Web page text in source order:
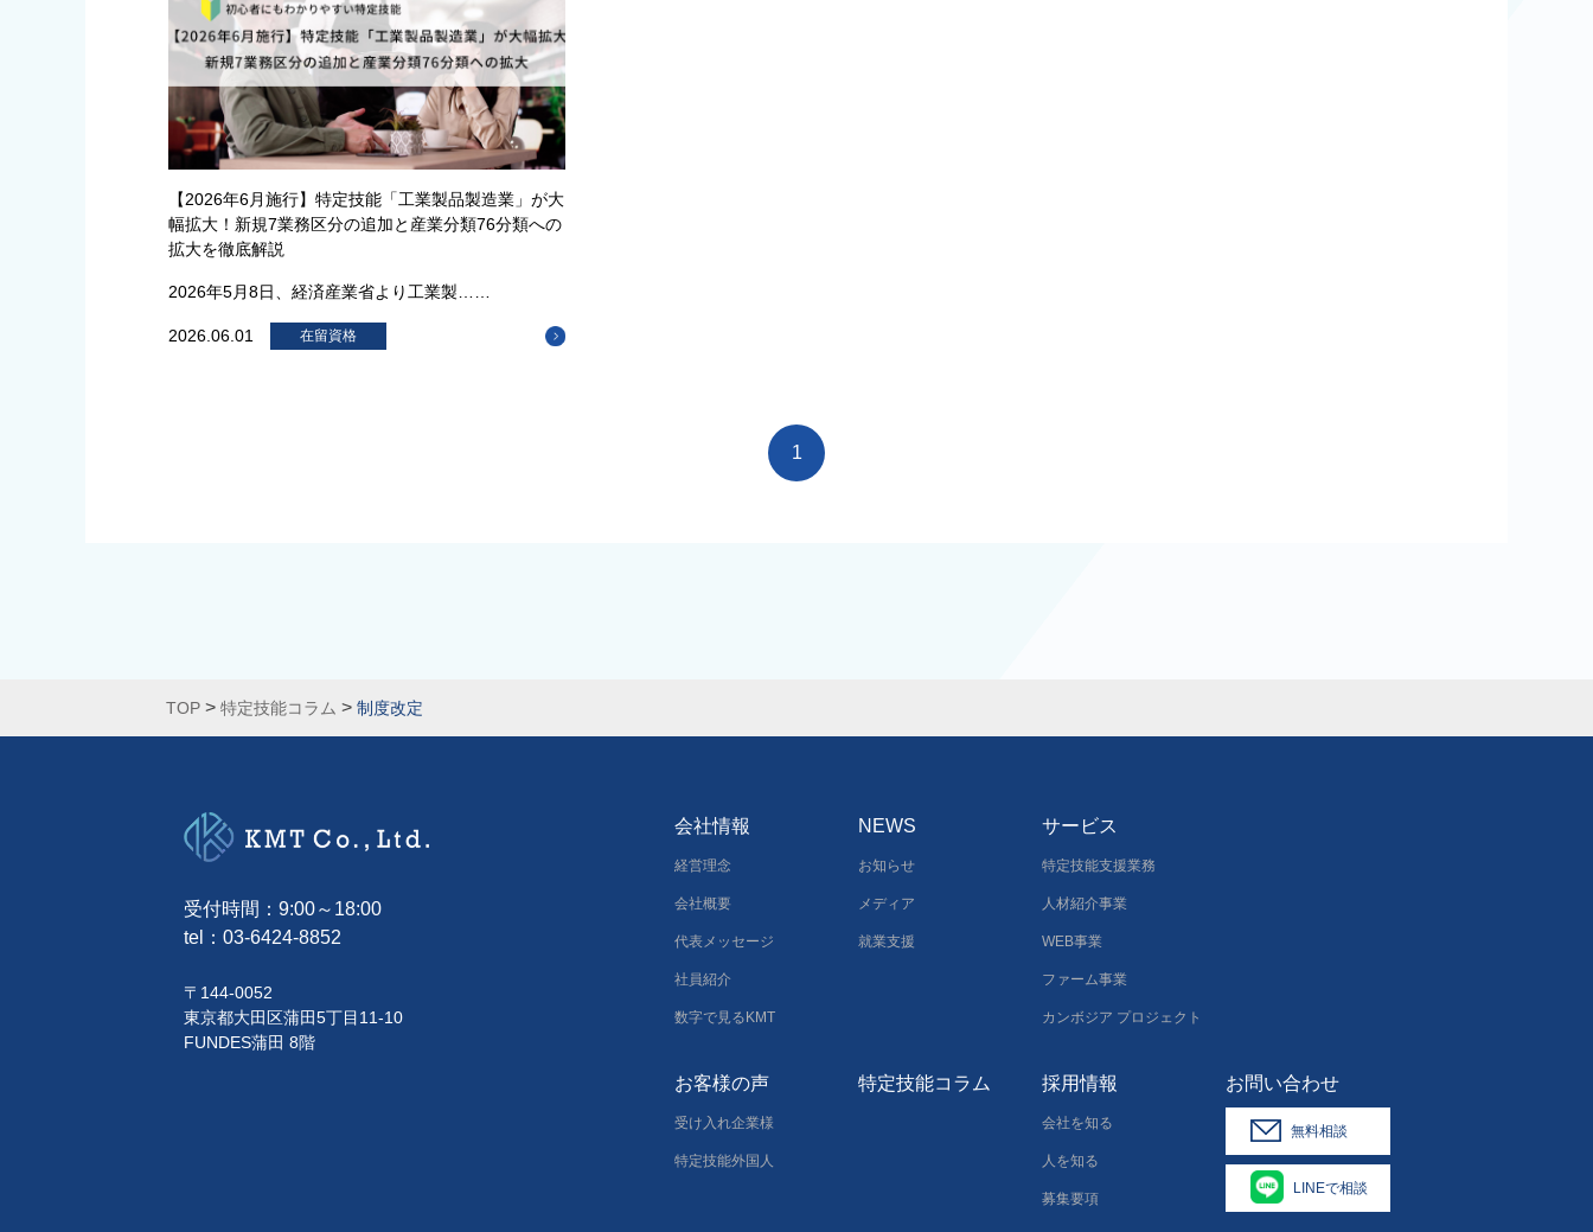
【2026年6月施行】特定技能「工業製品製造業」が大
幅拡大！新規7業務区分の追加と産業分類76分類への
拡大を徹底解説
2026年5月8日、経済産業省より工業製……
2026.06.01 在留資格
1
TOP > 特定技能コラム > 制度改定
受付時間：9:00～18:00
tel： 03-6424-8852
〒144-0052
東京都大田区蒲田5丁目11-10
FUNDES蒲田 8階
会社情報
経営理念
会社概要
代表メッセージ
社員紹介
数字で見るKMT
NEWS
お知らせ
メディア
就業支援
サービス
特定技能支援業務
人材紹介事業
WEB事業
ファーム事業
カンボジア プロジェクト
お客様の声
受け入れ企業様
特定技能外国人
特定技能コラム 採用情報
会社を知る
人を知る
募集要項
お問い合わせ
無料相談
LINEで相談